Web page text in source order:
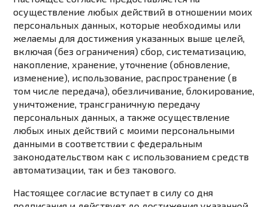
осуществление любых действий в отношении моих
персональных данных, которые необходимы или
желаемы для достижения указанных выше целей,
включая (без ограничения) сбор, систематизацию,
накопление, хранение, уточнение (обновление,
изменение), использование, распространение (в
том числе передача), обезличивание, блокирование,
уничтожение, трансграничную передачу
персональных данных, а также осуществление
любых иных действий с моими персональными
данными в соответствии сфедеральным
законодательством как с использованием средств
автоматизации, так и без такового.
Настоящее согласие вступает в силу со дня